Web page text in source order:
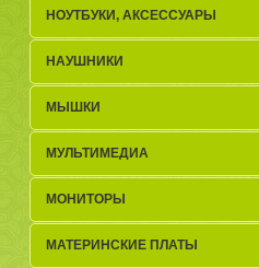
НОУТБУКИ, АКСЕСCУАРЫ
НАУШНИКИ
МЫШКИ
МУЛЬТИМЕДИА
МОНИТОРЫ
МАТЕРИНСКИЕ ПЛАТЫ